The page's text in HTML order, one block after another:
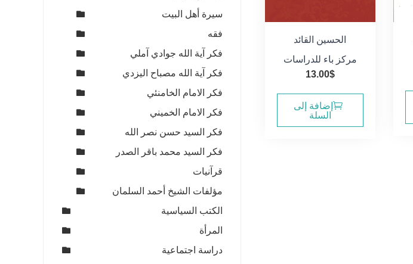
الحسين القائد
مركز باء للدراسات
13.00$
إضافة إلى
السلة
سيرة أهل البيت
فقه
فكر آية الله جوادي آملي
فكر آية الله مصباح اليزدي
فكر الامام الخامنئي
فكر الامام الخميني
فكر السيد حسن نصر الله
فكر السيد محمد باقر الصدر
قرآنيات
مؤلفات الشيخ أحمد السلمان
الكتب السياسية
المرأة
دراسة اجتماعية